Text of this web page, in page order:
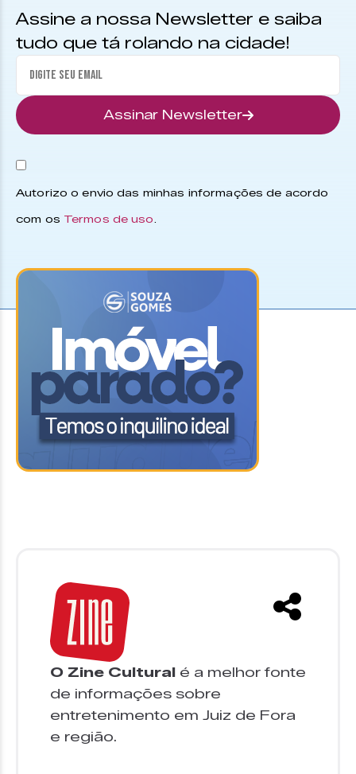
Assine a nossa Newsletter e saiba
tudo que tá rolando na cidade!
Assinar Newsletter
Autorizo o envio das minhas informações de acordo
com os Termos de uso.
O Zine Cultural é a melhor fonte
de informações sobre
entretenimento em Juiz de Fora
e região.